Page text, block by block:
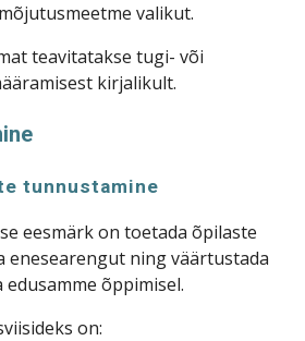
valikut.
teavitatakse tugi- või
kirjalikult.
tunnustamine
eesmärk on toetada õpilaste
enesearengut ning väärtustada
õppimisel.
on: